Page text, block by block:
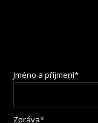
Jméno a příjmení*
Zpráva*